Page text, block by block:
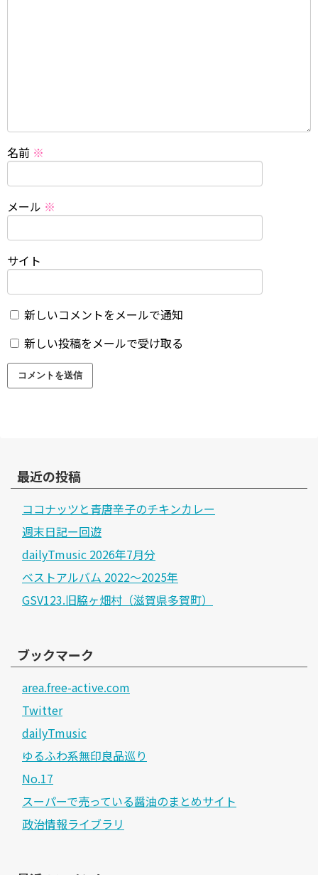
名前 ※
メール ※
サイト
新しいコメントをメールで通知
新しい投稿をメールで受け取る
最近の投稿
ココナッツと青唐辛子のチキンカレー
週末日記ー回遊
dailyTmusic 2026年7月分
ベストアルバム 2022～2025年
GSV123.旧脇ヶ畑村（滋賀県多賀町）
ブックマーク
area.free-active.com
Twitter
dailyTmusic
ゆるふわ系無印良品巡り
No.17
スーパーで売っている醤油のまとめサイト
政治情報ライブラリ